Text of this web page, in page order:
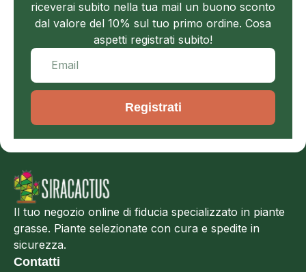
riceverai subito nella tua mail un buono sconto
dal valore del 10% sul tuo primo ordine. Cosa
aspetti registrati subito!
Registrati
Il tuo negozio online di fiducia specializzato in piante
grasse. Piante selezionate con cura e spedite in
sicurezza.
Contatti